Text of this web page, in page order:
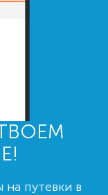
путевки в